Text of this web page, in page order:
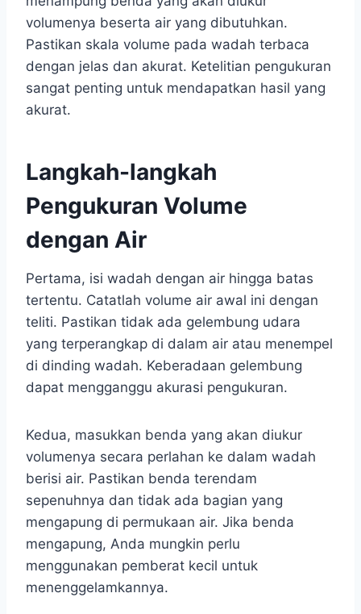
volumenya beserta air yang dibutuhkan.
Pastikan skala volume pada wadah terbaca
dengan jelas dan akurat. Ketelitian pengukuran
sangat penting untuk mendapatkan hasil yang
akurat.
Langkah-langkah
Pengukuran Volume
dengan Air
Pertama, isi wadah dengan air hingga batas
tertentu. Catatlah volume air awal ini dengan
teliti. Pastikan tidak ada gelembung udara
yang terperangkap di dalam air atau menempel
di dinding wadah. Keberadaan gelembung
dapat mengganggu akurasi pengukuran.
Kedua, masukkan benda yang akan diukur
volumenya secara perlahan ke dalam wadah
berisi air. Pastikan benda terendam
sepenuhnya dan tidak ada bagian yang
mengapung di permukaan air. Jika benda
mengapung, Anda mungkin perlu
menggunakan pemberat kecil untuk
menenggelamkannya.